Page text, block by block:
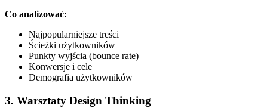
Co analizować:
Najpopularniejsze treści
Ścieżki użytkowników
Punkty wyjścia (bounce rate)
Konwersje i cele
Demografia użytkowników
3. Warsztaty Design Thinking